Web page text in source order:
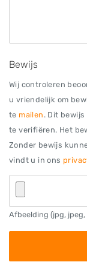
Bewijs
Wij controleren
u vriendelijk om
te mailen . Dit
te verifiëren. Het
Zonder bewijs
vindt u in ons
Afbeelding (jpg, jpeg,